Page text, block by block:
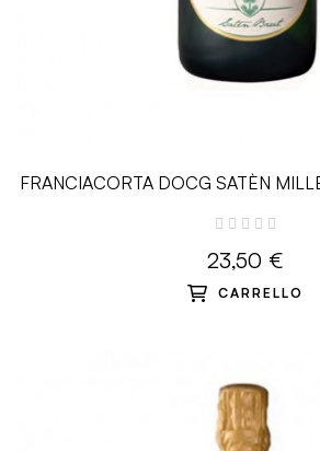
FRANCIACORTA DOCG SATÈN
23,50 €
CARRELLO